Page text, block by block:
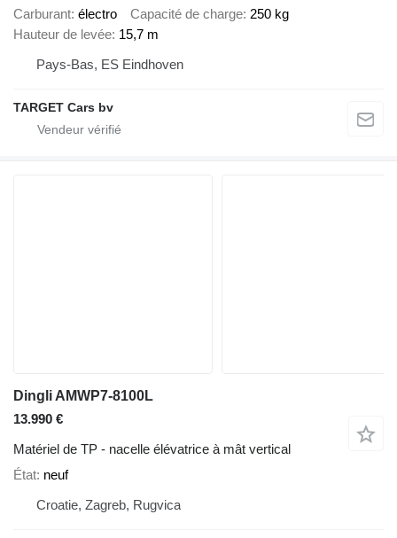
Carburant électro Capacité de charge 250 kg
Hauteur de levée 15,7 m
Pays-Bas, ES Eindhoven
TARGET Cars bv
Dingli AMWP7-8100L
13.990 €
Matériel de TP - nacelle élévatrice à mât vertical
État neuf
Croatie, Zagreb, Rugvica